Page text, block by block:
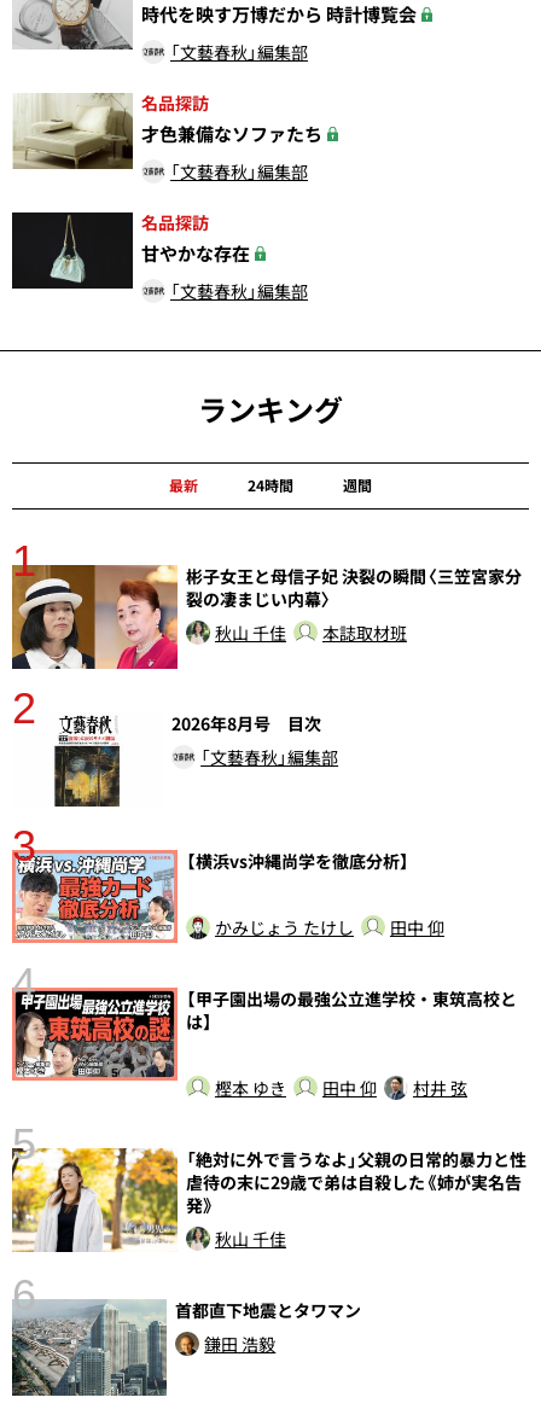
時代を映す万博だから 時計博覧会
「文藝春秋」編集部
名品探訪
才色兼備なソファたち
「文藝春秋」編集部
名品探訪
甘やかな存在
「文藝春秋」編集部
ランキング
最新 24時間 週間
1
彬子女王と母信子妃 決裂の瞬間〈三笠宮家分
裂の凄まじい内幕〉
秋山 千佳
本誌取材班
2
2026年8月号 目次
「文藝春秋」編集部
3 【横浜vs沖縄尚学を徹底分析】
かみじょう たけし 田中 仰
4
【甲子園出場の最強公立進学校・東筑高校と
は】
樫本 ゆき 田中 仰 村井 弦
5
「絶対に外で言うなよ」父親の日常的暴力と性
虐待の末に29歳で弟は自殺した《姉が実名告
発》
秋山 千佳
6
首都直下地震とタワマン
鎌田 浩毅